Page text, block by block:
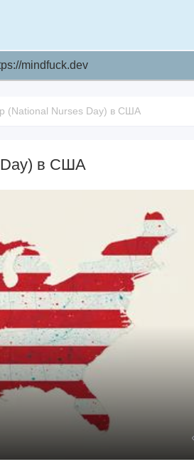
mindfuck.dev
(National Nurses Day) в США
Day) в США